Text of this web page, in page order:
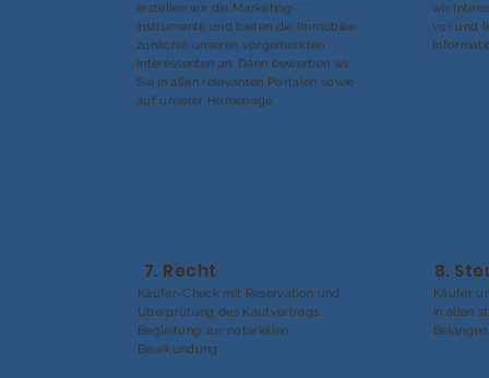
erstellen wir die Marketing-
instrumente und bieten die Immobilie
zunächst unseren vorgemerkten
Interessenten an. Dann bewerben wir
Sie in allen relevanten Portalen sowie
auf unserer Homepage.
wir
vor und
7. Recht
Käufer-Check mit Reservation und
Überprüfung des Kaufvertrags.
Begleitung zur notariellen
Beurkundung
8.
Käufer
in allen
Belangen.